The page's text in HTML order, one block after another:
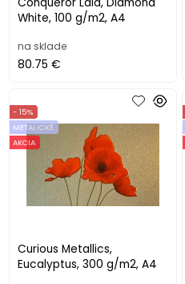
White, 100 g/m2, A4
na sklade
80.75 €
Curious Metallics,
Eucalyptus, 300 g/m2, A4
- 15%
METALICKÉ
AKCIA